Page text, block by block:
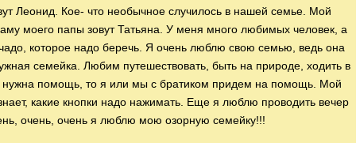
Леонид. Кое- что необычное случилось в нашей семье. Мой
моего папы зовут Татьяна. У меня много любимых человек, а
которое надо беречь. Я очень люблю свою семью, ведь она
семейка. Любим путешествовать, быть на природе, ходить в
нужна помощь, то я или мы с братиком придем на помощь. Мой
какие кнопки надо нажимать. Еще я люблю проводить вечер
очень, очень я люблю мою озорную семейку!!!